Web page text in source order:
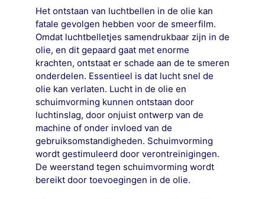
Het ontstaan van luchtbellen in de olie kan
fatale gevolgen hebben voor de smeerfilm.
Omdat luchtbelletjes samendrukbaar zijn in de
olie, en dit gepaard gaat met enorme
krachten, ontstaat er schade aan de te smeren
onderdelen. Essentieel is dat lucht snel de
olie kan verlaten. Lucht in de olie en
schuimvorming kunnen ontstaan door
luchtinslag, door onjuist ontwerp van de
machine of onder invloed van de
gebruiksomstandigheden. Schuimvorming
wordt gestimuleerd door verontreinigingen.
De weerstand tegen schuimvorming wordt
bereikt door toevoegingen in de olie.